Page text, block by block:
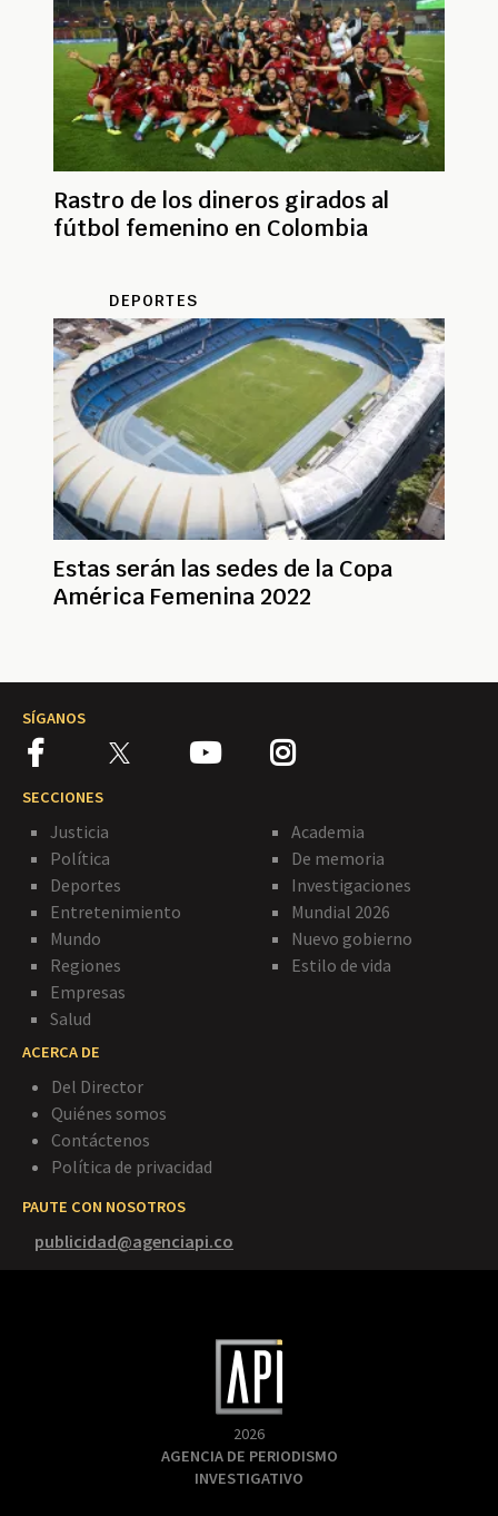
Rastro de los dineros girados al
fútbol femenino en Colombia
DEPORTES
Estas serán las sedes de la Copa
América Femenina 2022
SÍGANOS
SECCIONES
Justicia
Política
Deportes
Entretenimiento
Mundo
Regiones
Empresas
Salud
Academia
De memoria
Investigaciones
Mundial 2026
Nuevo gobierno
Estilo de vida
ACERCA DE
Del Director
Quiénes somos
Contáctenos
Política de privacidad
PAUTE CON NOSOTROS
publicidad@agenciapi.co
2026
AGENCIA DE PERIODISMO
INVESTIGATIVO